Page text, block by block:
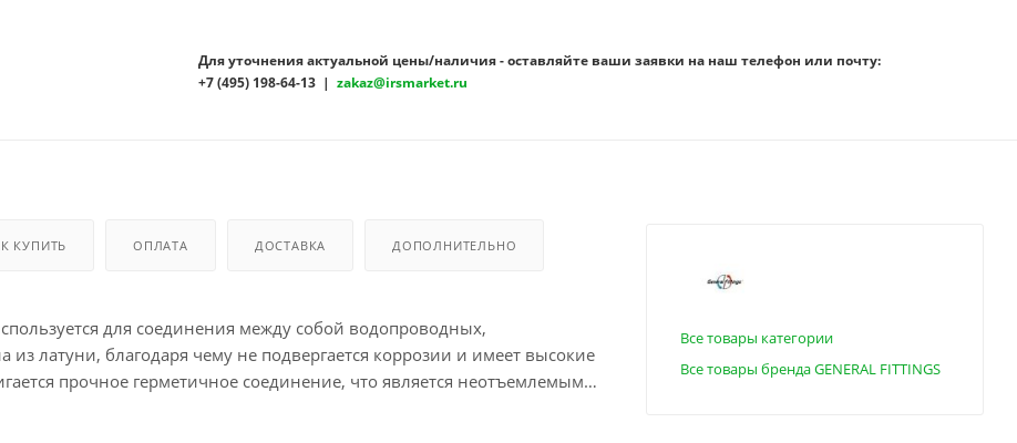
Для уточнения актуальной цены/наличия - оставляйте ваши заявки на наш телефон или почту:
+7 (495) 198-64-13 |zakaz@irsmarket.ru
КУПИТЬ ОПЛАТА ДОСТАВКА ДОПОЛНИТЕЛЬНО
для соединения между собой водопроводных,
латуни, благодаря чему не подвергается коррозии и имеет высокие
прочное герметичное соединение, что является неотъемлемым
Все товары категории
Все товары бренда GENERAL FITTINGS